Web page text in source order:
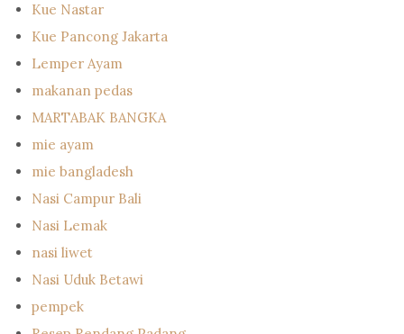
Kue Nastar
Kue Pancong Jakarta
Lemper Ayam
makanan pedas
MARTABAK BANGKA
mie ayam
mie bangladesh
Nasi Campur Bali
Nasi Lemak
nasi liwet
Nasi Uduk Betawi
pempek